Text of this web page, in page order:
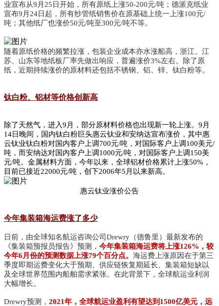
业宣布从9月25日开始，所有原纸上涨50-200元/吨；德派克纸业
宣布9月24日起，所有纱管纸销售价在原基础上统一上涨100元/
吨；其他纸厂也涨价50元/吨至300元/吨不等。
随着原纸价格的频繁拉涨，包装企业成本亦水涨船高，浙江、江
苏、山东等地纸板厂率先做出响应，普遍涨价3%左右。除了原
纸，近期持续涨价的原材料还包括不锈钢、铝、锌、钛白粉等。
钛白粉、铝材等价格创新高
除了天然气，进入9月，部分原材料价格也出现新一轮上涨。9月
14日晚间，国内钛白粉巨头惠云钛业和安纳达宣布涨价，其中惠
云钛业钛白粉对国内客户上调700元/吨，对国际客户上调100美元/
吨，而安纳达对国内客户上调1000元/吨，对国际客户上调150美
元/吨。金属材料方面，今年以来，全球铝材价格累计上涨50%，
目前已接近22000元/吨，创下2006年5月以来新高。
惠云钛业涨价公告
今年集装箱海运费涨了多少
日前，由全球知名航运咨询公司Drewry（德鲁里）最新发布的
《集装箱预报员报告》预测， 今年集装箱海运费将上涨126%，较
今年6月份的预测数据上涨79个百分点。 海运费上涨原因在于第三
季度即期运费变化大于预期、供应链恢复期延长、集装箱短缺以
及全球世界范围内船舶需求紧张。在此背景下，全球航运业利润
大幅增长。
Drewry预测， 2021年，全球航运业盈利有望达到1500亿美元，远